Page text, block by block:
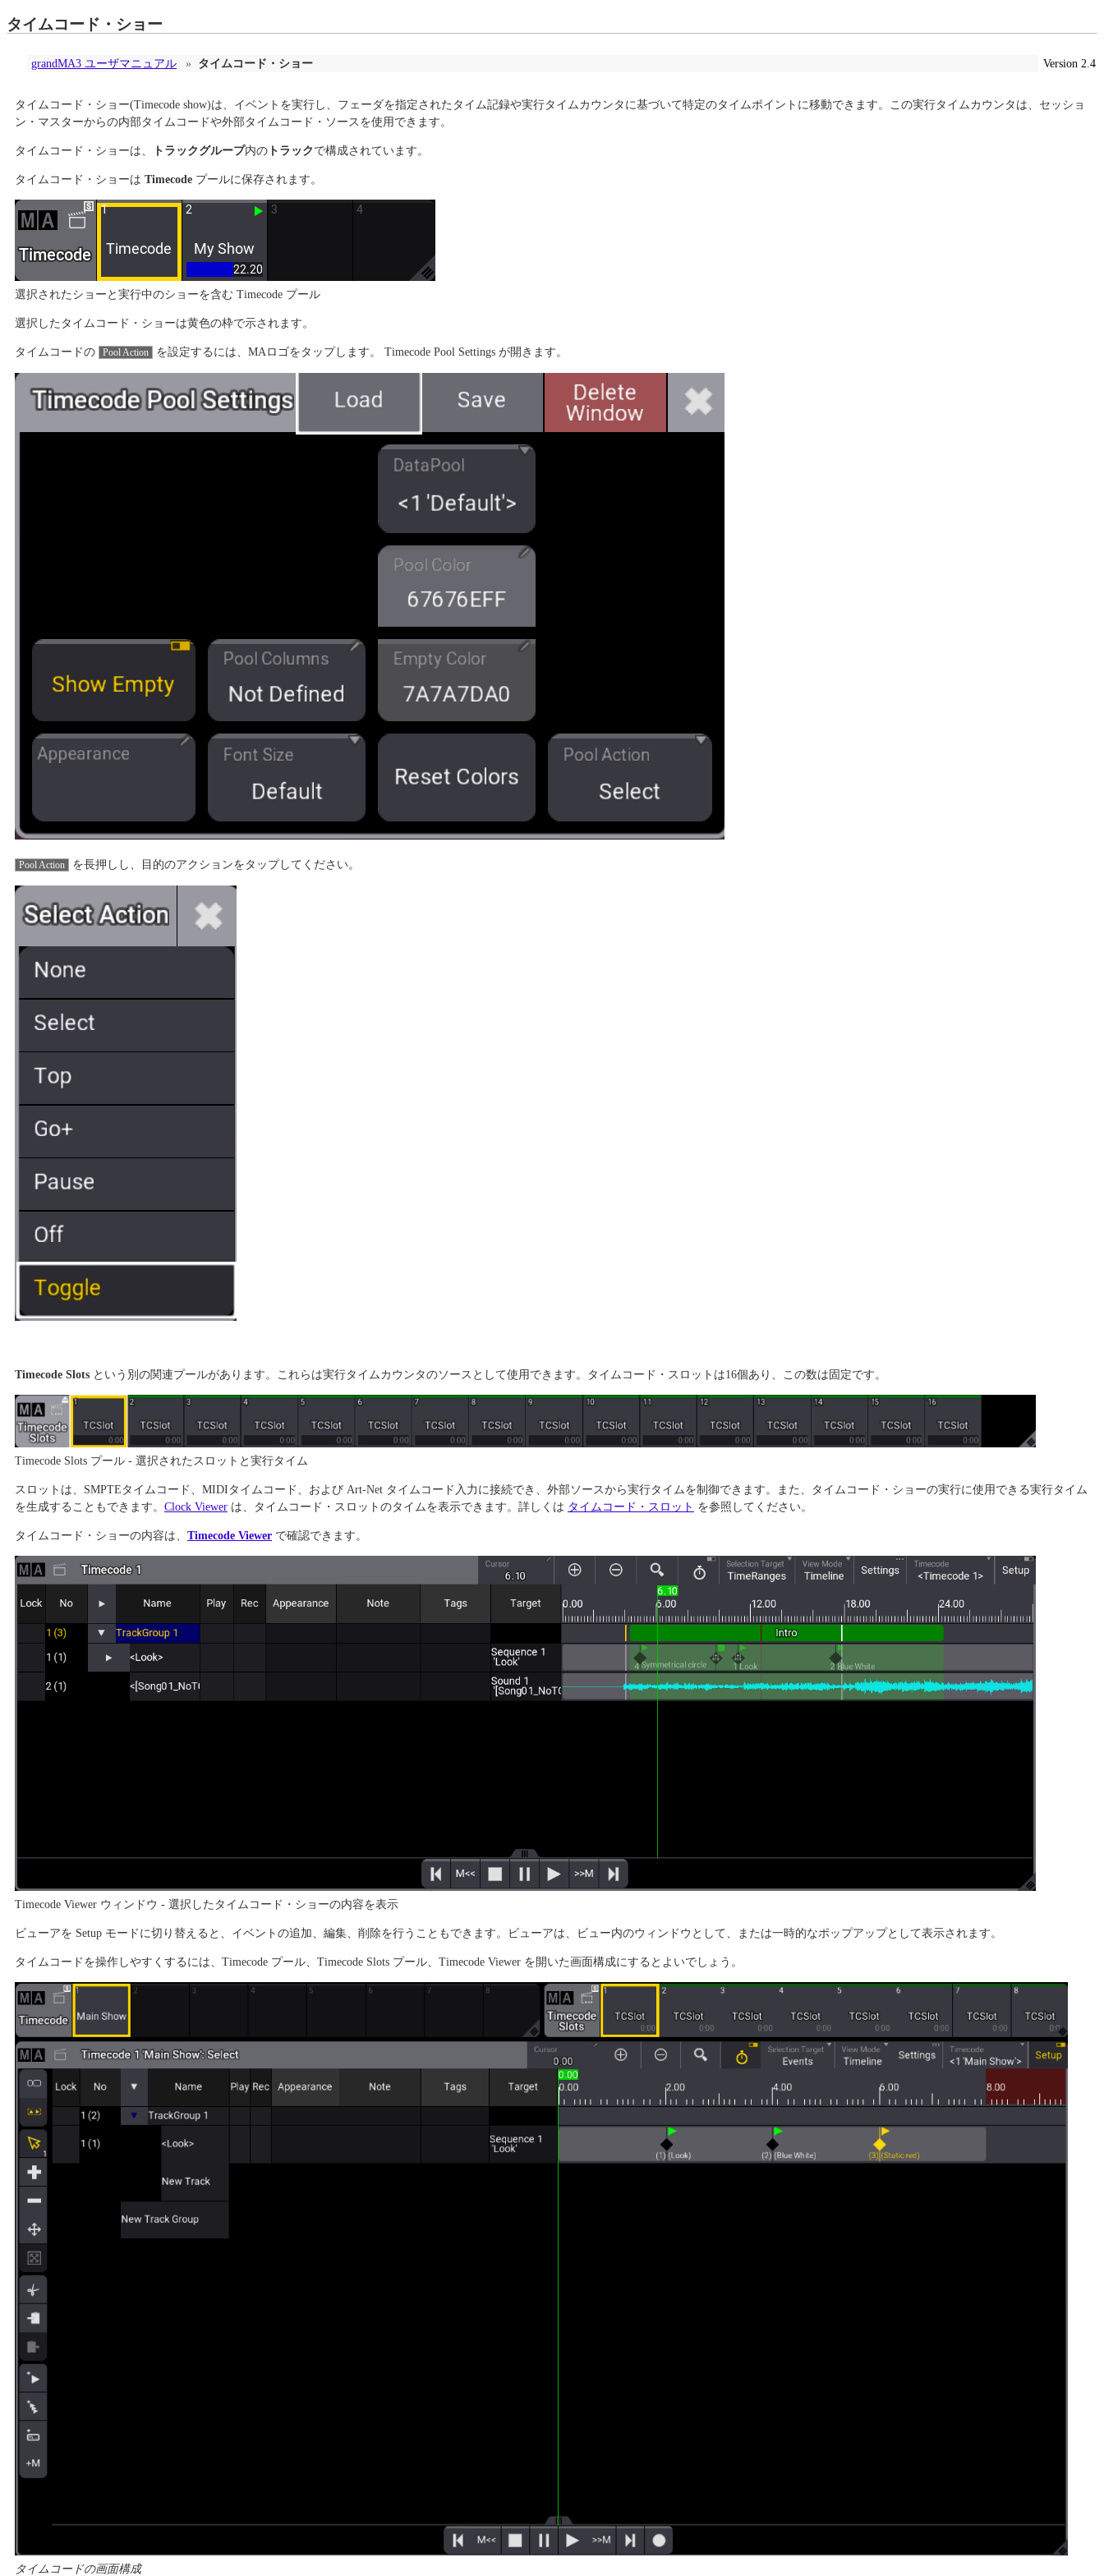
タイムコード・ショー
grandMA3 ユーザマニュアル » タイムコード・ショー Version 2.4
タイムコード・ショー(Timecode show)は、イベントを実行し、フェーダを指定されたタイム記録や実行タイムカウンタに基づいて特定のタイムポイントに移動できます。この実行タイムカウンタは、セッショ
ン・マスターからの内部タイムコードや外部タイムコード・ソースを使用できます。
タイムコード・ショーは、 トラックグループ内の トラック で構成されています。
タイムコード・ショーは Timecode プールに保存されます。
選択されたショーと実行中のショーを含む Timecode プール
選択したタイムコード・ショーは黄色の枠で示されます。
タイムコードの Pool Action を設定するには、MAロゴをタップします。 Timecode Pool Settings が開きます。
Pool Action を長押しし、目的のアクションをタップしてください。
Timecode Slots という別の関連プールがあります。これらは実行タイムカウンタのソースとして使用できます。タイムコード・スロットは16個あり、この数は固定です。
Timecode Slots プール - 選択されたスロットと実行タイム
スロットは、SMPTEタイムコード、MIDIタイムコード、および Art-Net タイムコード入力に接続でき、外部ソースから実行タイムを制御できます。また、タイムコード・ショーの実行に使用できる実行タイム
を生成することもできます。 Clock Viewer は、タイムコード・スロットのタイムを表示できます。詳しくは タイムコード・スロット を参照してください。
タイムコード・ショーの内容は、 Timecode Viewer で確認できます。
Timecode Viewer ウィンドウ - 選択したタイムコード・ショーの内容を表示
ビューアを Setup モードに切り替えると、イベントの追加、編集、削除を行うこともできます。ビューアは、ビュー内のウィンドウとして、または一時的なポップアップとして表示されます。
タイムコードを操作しやすくするには、Timecode プール、Timecode Slots プール、Timecode Viewer を開いた画面構成にするとよいでしょう。
タイムコードの画面構成